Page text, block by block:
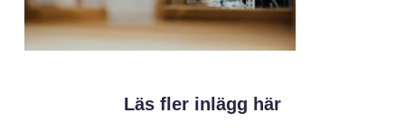
Läs fler inlägg här